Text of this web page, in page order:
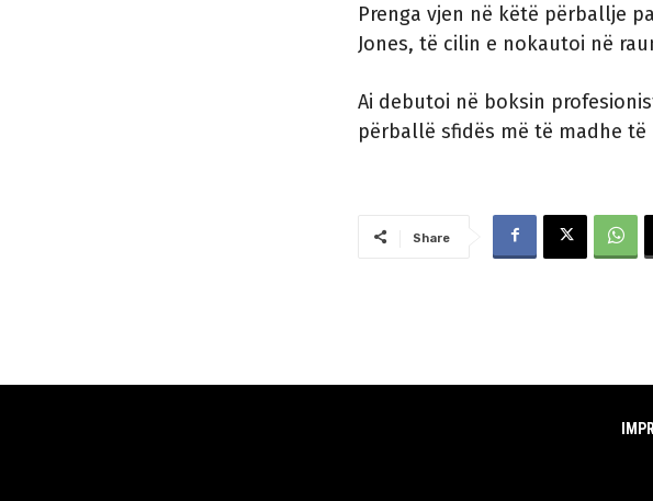
Prenga vjen në këtë përballje
Jones, të cilin e nokautoi në
Ai debutoi në boksin
përballë sfidës më të madhe të
Share